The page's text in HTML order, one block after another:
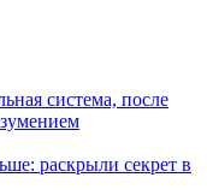
система, после
раскрыли секрет в